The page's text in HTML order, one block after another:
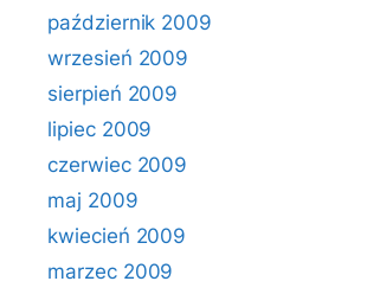
październik 2009
wrzesień 2009
sierpień 2009
lipiec 2009
czerwiec 2009
maj 2009
kwiecień 2009
marzec 2009